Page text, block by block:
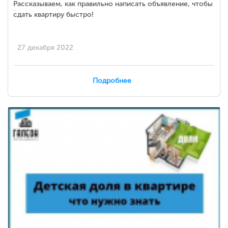
Рассказываем, как правильно написать объявление, чтобы
сдать квартиру быстро!
27 декабря 2022
Подробнее